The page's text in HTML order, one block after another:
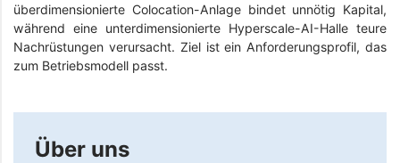
überdimensionierte Colocation-Anlage bindet unnötig Kapital,
während eine unterdimensionierte Hyperscale-AI-Halle teure
Nachrüstungen verursacht. Ziel ist ein Anforderungsprofil, das
zum Betriebsmodell passt.
Über uns